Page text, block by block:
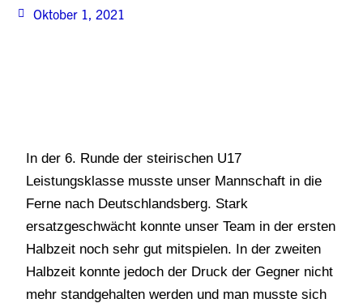
Oktober 1, 2021
In der 6. Runde der steirischen U17
Leistungsklasse musste unser Mannschaft in die
Ferne nach Deutschlandsberg. Stark
ersatzgeschwächt konnte unser Team in der ersten
Halbzeit noch sehr gut mitspielen. In der zweiten
Halbzeit konnte jedoch der Druck der Gegner nicht
mehr standgehalten werden und man musste sich